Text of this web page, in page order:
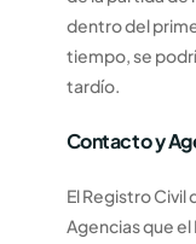
dentro del
tiempo, se
tardío.
Contacto y
El Registro Civil
Agencias que el